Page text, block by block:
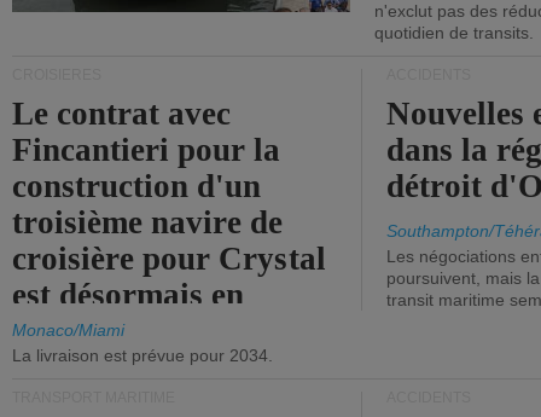
n'exclut pas des
quotidien de transits.
Le contrat avec
Fincantieri pour la
construction d'un
troisième navire de
croisière pour Crystal
est désormais en
vigueur.
Monaco/Miami
La livraison est prévue pour 2034.
Nouvelles
dans la
détroit
Southampton/
Les négociations
poursuivent, mais
transit maritime